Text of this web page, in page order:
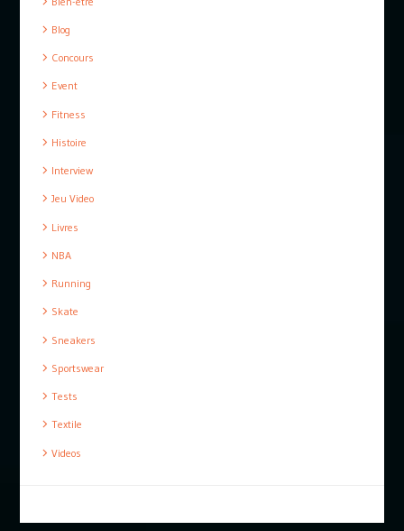
Blog
Concours
Event
Fitness
Histoire
Interview
Jeu Video
Livres
NBA
Running
Skate
Sneakers
Sportswear
Tests
Textile
Videos